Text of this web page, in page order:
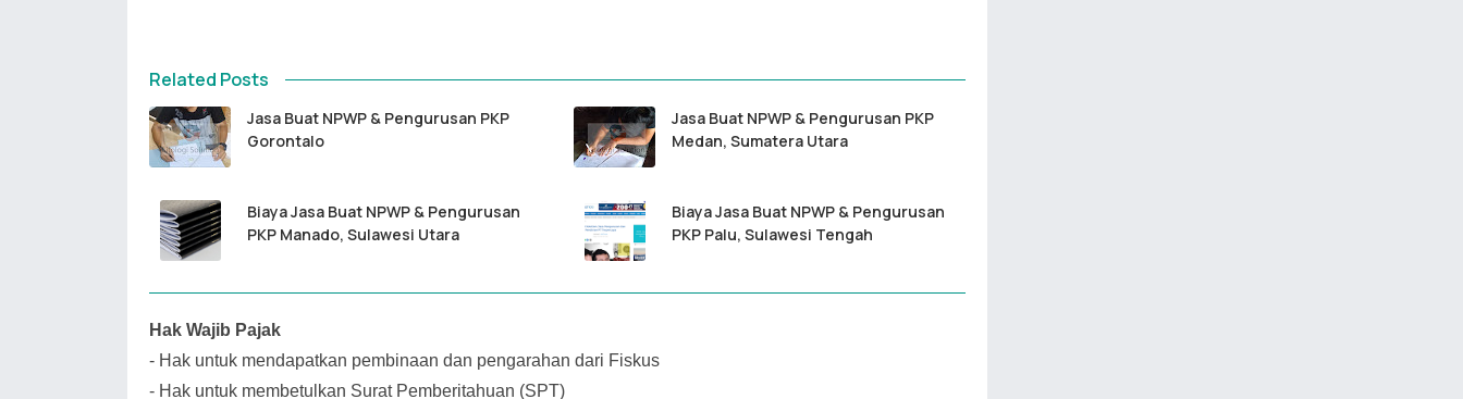
Related Posts
Jasa Buat NPWP & Pengurusan PKP
Gorontalo
Jasa Buat NPWP & Pengurusan PKP
Medan, Sumatera Utara
Biaya Jasa Buat NPWP & Pengurusan
PKP Manado, Sulawesi Utara
Biaya Jasa Buat NPWP & Pengurusan
PKP Palu, Sulawesi Tengah
Hak Wajib Pajak
- Hak untuk mendapatkan pembinaan dan pengarahan dari Fiskus
- Hak untuk membetulkan Surat Pemberitahuan (SPT)